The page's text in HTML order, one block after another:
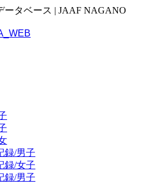
ータベース | JAAF NAGANO
録/男子
録/女子
録/男子